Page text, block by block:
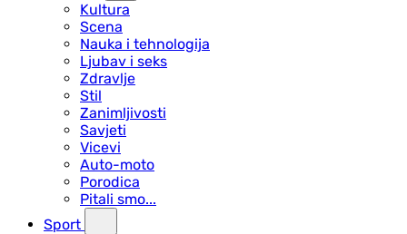
Kultura
Scena
Nauka i tehnologija
Ljubav i seks
Zdravlje
Stil
Zanimljivosti
Savjeti
Vicevi
Auto-moto
Porodica
Pitali smo...
Sport